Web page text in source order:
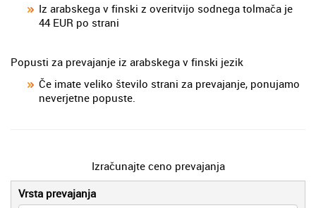
Iz arabskega v finski z overitvijo sodnega tolmača je
44 EUR po strani
Popusti za prevajanje iz arabskega v finski jezik
Če imate veliko število strani za prevajanje, ponujamo
neverjetne popuste.
Izračunajte ceno prevajanja
Vrsta prevajanja